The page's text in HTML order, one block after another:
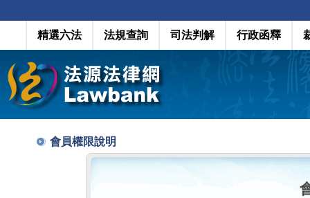
精選六法 法規查詢 司法判解 行政函釋
會員權限說明